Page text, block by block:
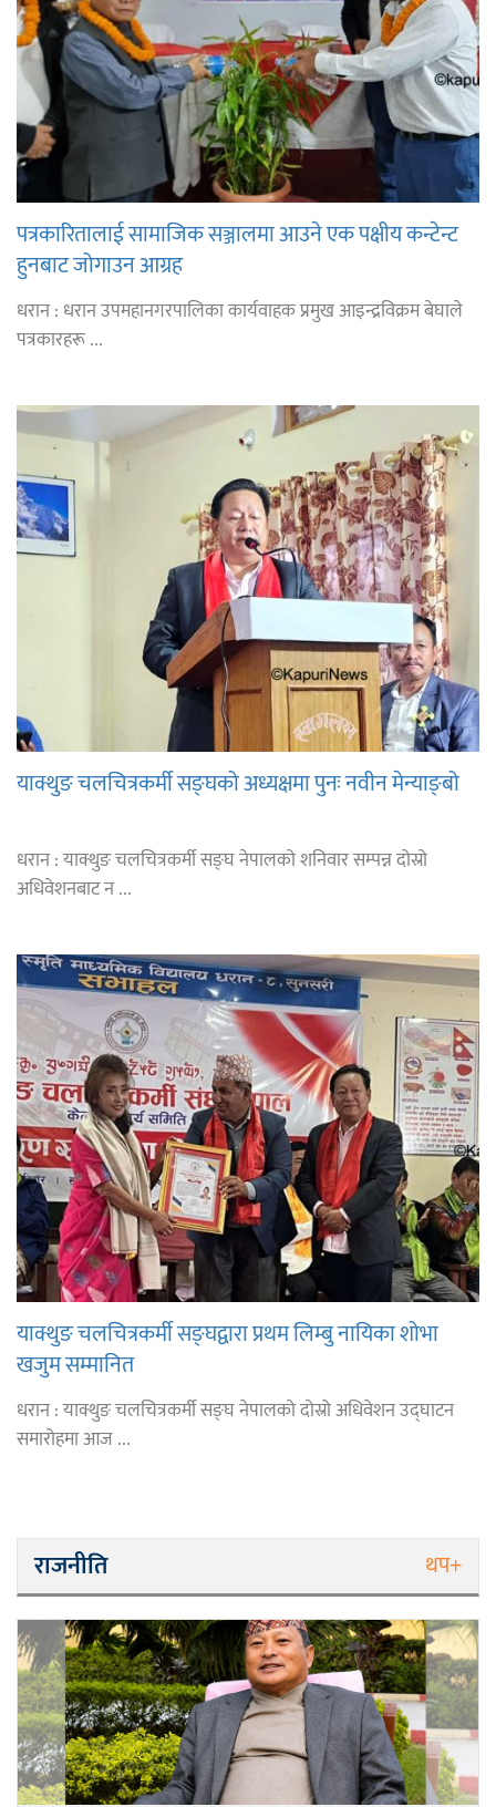
पत्रकारितालाई सामाजिक सञ्जालमा आउने एक पक्षीय कन्टेन्ट
हुनबाट जोगाउन आग्रह
धरान : धरान उपमहानगरपालिका कार्यवाहक प्रमुख आइन्द्रविक्रम बेघाले
पत्रकारहरू ...
याक्थुङ चलचित्रकर्मी सङ्घको अध्यक्षमा पुनः नवीन मेन्याङ्बो
धरान : याक्थुङ चलचित्रकर्मी सङ्घ नेपालको शनिवार सम्पन्न दोस्रो
अधिवेशनबाट न ...
याक्थुङ चलचित्रकर्मी सङ्घद्वारा प्रथम लिम्बु नायिका शोभा
खजुम सम्मानित
धरान : याक्थुङ चलचित्रकर्मी सङ्घ नेपालको दोस्रो अधिवेशन उद्घाटन
समारोहमा आज ...
राजनीति थप+